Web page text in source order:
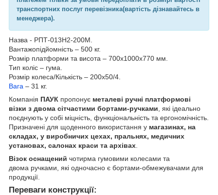
транспортних послуг перевізника(вартість дізнавайтесь в
менеджера).
Назва - РПТ-013Н2-200М.
Вантажопідйомність – 500 кг.
Розмір платформи та висота – 700х1000х770 мм.
Тип коліс – гума.
Розмір колеса/Кількість – 200х50/4.
Вага – 31 кг.
Компанія ПАУК пропонує металеві ручні платформові
візки з двома сітчастими бортами-ручками , які ідеально
поєднують у собі міцність, функціональність та ергономічність.
Призначені для щоденного використання у магазинах, на
складах, у виробничих цехах, пральнях, медичних
установах, салонах краси та архівах
Візок оснащений чотирма гумовими колесами та
двома ручками, які одночасно є бортами-обмежувачами для
продукції.
Переваги конструкції: